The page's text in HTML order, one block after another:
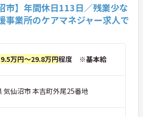
市】年間休日113日／残業少な
業所のケアマネジャー求人で
万円～29.8万円程度 ※基本給
気仙沼市 本吉町外尾25番地